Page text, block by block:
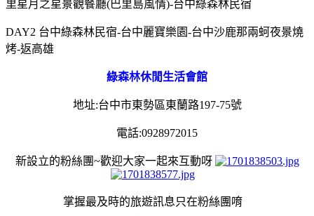
里星月之星景觀餐廳(巴里島風情)-台中綠森林民宿
DAY2 台中綠森林民宿-台中麗寶樂園-台中沙鹿那兩蚵夜景燒
烤-返高雄
綠森林休閒生活會館
地址:台中市東勢區東蘭路197-75號
電話:0928972015
新設立的粉絲團~歡迎大家一起來互動呀
掌握最及時的旅遊訊息只在粉絲團唷